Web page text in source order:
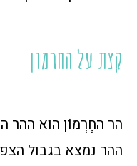
קצת על החרמון
הר החֶרְמוֹן הוא ההר
ההר נמצא בגבול